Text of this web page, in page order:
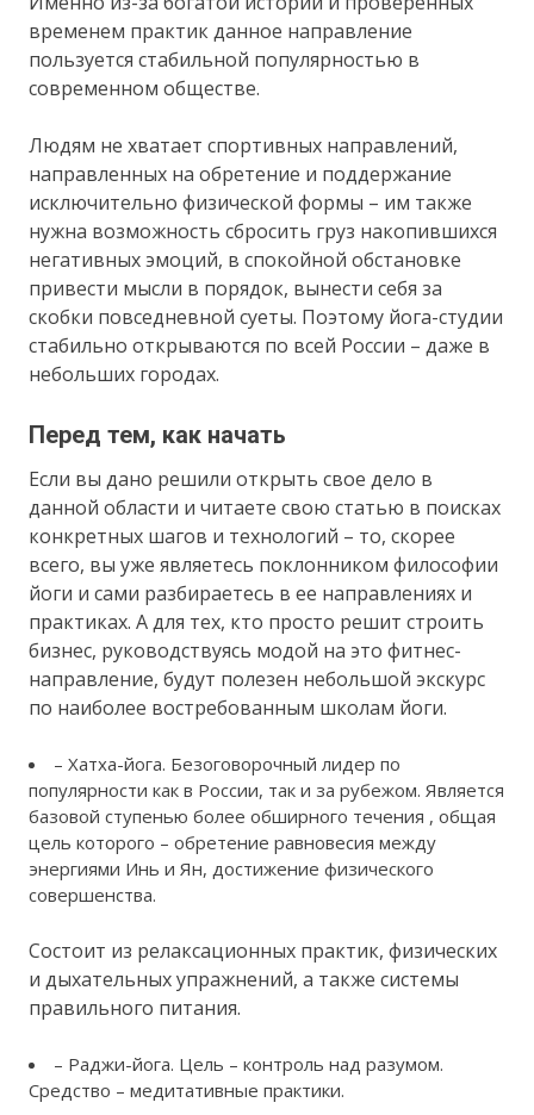
временем практик данное направление
пользуется стабильной популярностью в
современном обществе.
Людям не хватает спортивных направлений,
направленных на обретение и поддержание
исключительно физической формы – им также
нужна возможность сбросить груз накопившихся
негативных эмоций, в спокойной обстановке
привести мысли в порядок, вынести себя за
скобки повседневной суеты. Поэтому йога-студии
стабильно открываются по всей России – даже в
небольших городах.
Перед тем, как начать
Если вы дано решили открыть свое дело в
данной области и читаете свою статью в поисках
конкретных шагов и технологий – то, скорее
всего, вы уже являетесь поклонником философии
йоги и сами разбираетесь в ее направлениях и
практиках. А для тех, кто просто решит строить
бизнес, руководствуясь модой на это фитнес-
направление, будут полезен небольшой экскурс
по наиболее востребованным школам йоги.
– Хатха-йога. Безоговорочный лидер по
популярности как в России, так и за рубежом. Является
базовой ступенью более обширного течения , общая
цель которого – обретение равновесия между
энергиями Инь и Ян, достижение физического
совершенства.
Состоит из релаксационных практик, физических
и дыхательных упражнений, а также системы
правильного питания.
– Раджи-йога. Цель – контроль над разумом.
Средство – медитативные практики.